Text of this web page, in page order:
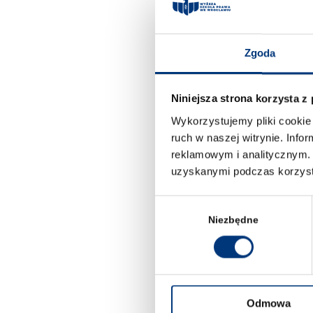
Zgoda
Niniejsza strona korzysta z
Wykorzystujemy pliki
ruch w naszej witrynie.
reklamowym i
uzyskanymi podczas
Niezbędne
Odmowa
wniosku o
ustalenie
razie ich
wystarczające.
efektywnego
konstytucyjnych
skargi
naruszeń
konstytucyjnej.
instytucji
funkcjonowanie